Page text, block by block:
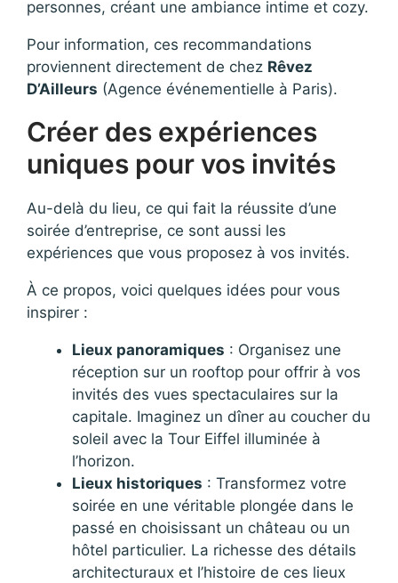
personnes, créant une ambiance intime et cozy.
Pour information, ces recommandations
proviennent directement de chez Rêvez
D’Ailleurs (Agence événementielle à Paris).
Créer des expériences
uniques pour vos invités
Au-delà du lieu, ce qui fait la réussite d’une
soirée d’entreprise, ce sont aussi les
expériences que vous proposez à vos invités.
À ce propos, voici quelques idées pour vous
inspirer :
Lieux panoramiques : Organisez une
réception sur un rooftop pour offrir à vos
invités des vues spectaculaires sur la
capitale. Imaginez un dîner au coucher du
soleil avec la Tour Eiffel illuminée à
l’horizon.
Lieux historiques : Transformez votre
soirée en une véritable plongée dans le
passé en choisissant un château ou un
hôtel particulier. La richesse des détails
architecturaux et l’histoire de ces lieux